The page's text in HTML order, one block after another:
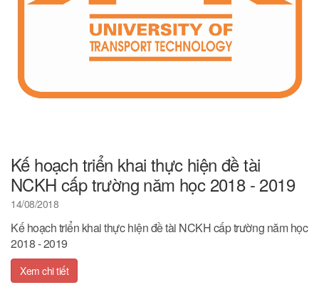
Kế hoạch triển khai thực hiện đề tài
NCKH cấp trường năm học 2018 - 2019
14/08/2018
Kế hoạch triển khai thực hiện đề tài NCKH cấp trường năm học
2018 - 2019
Xem chi tiết